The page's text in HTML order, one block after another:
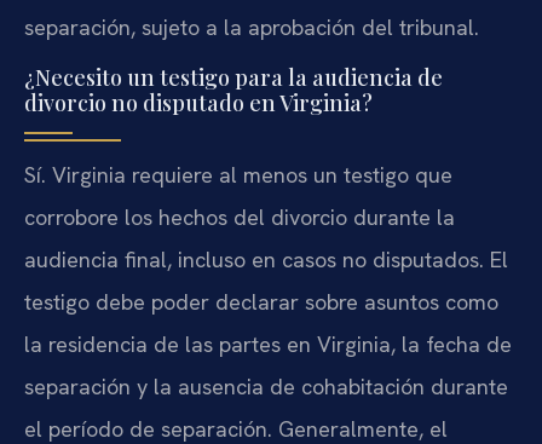
separación, sujeto a la aprobación del tribunal.
¿Necesito un testigo para la audiencia de
divorcio no disputado en Virginia?
Sí. Virginia requiere al menos un testigo que
corrobore los hechos del divorcio durante la
audiencia final, incluso en casos no disputados. El
testigo debe poder declarar sobre asuntos como
la residencia de las partes en Virginia, la fecha de
separación y la ausencia de cohabitación durante
el período de separación. Generalmente, el